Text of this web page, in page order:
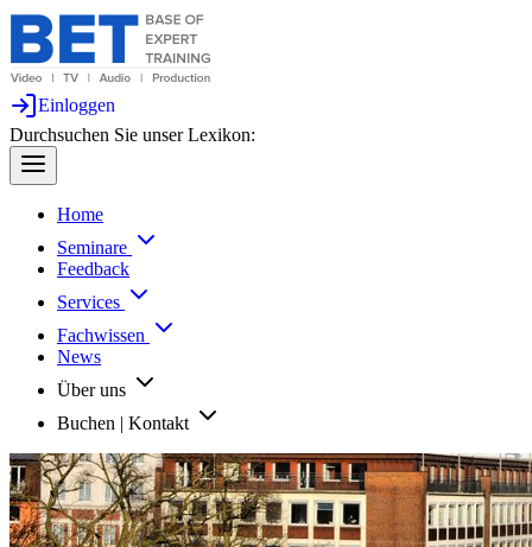
Einloggen
Durchsuchen Sie unser Lexikon:
Home
Seminare
Feedback
Services
Fachwissen
News
Über uns
Buchen | Kontakt